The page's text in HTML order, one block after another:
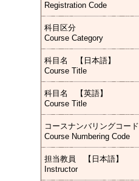
Registration Code
科目区分
Course Category
科目名 【日本語】
Course Title
科目名 【英語】
Course Title
コースナンバリングコード
Course Numbering Code
担当教員 【日本語】
Instructor